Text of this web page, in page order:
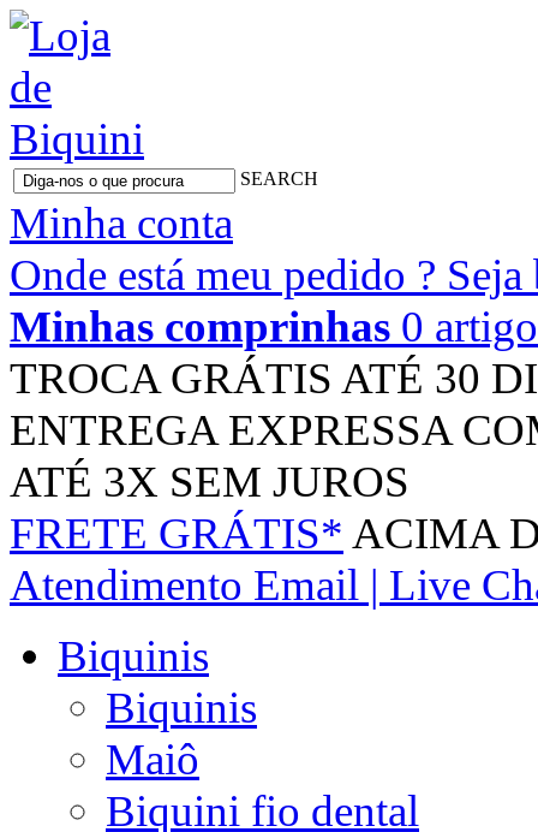
SEARCH
Minha conta
Onde está meu pedido ?
Minhas comprinhas 0
TROCA GRÁTIS ATÉ 30
ENTREGA EXPRESSA
ATÉ 3X SEM JUROS
FRETE GRÁTIS* ACIMA
Atendimento Email | Live
Biquinis
Biquinis
Maiô
Biquini fio dental